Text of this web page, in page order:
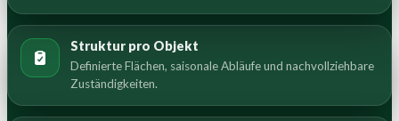
Struktur pro Objekt
Definierte Flächen, saisonale Abläufe und nachvollziehbare
Zuständigkeiten.